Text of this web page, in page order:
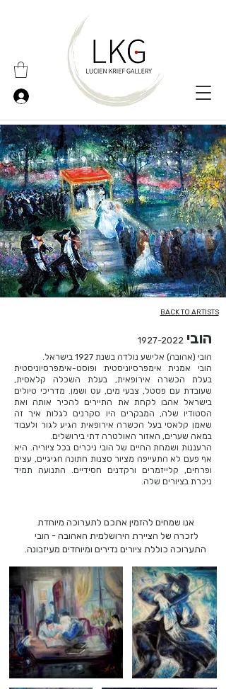
BACK TO ARTISTS
הובי 1927-2022
הובי (אהובה) אלישע נולדה בשנת 1927 בישראל.
הובי אמנית אימפרסיוניסטית ופוסט-אימפרסיוניסטית
בעלת הכשרה אירופאית, בעלת השכלה קלאסית,
שעובדת עם פסטל, צבעי מים, עט ושמן. מדריכי טיולים
בישראל אהבו לקחת את התיירים להכיר אותה ואת
הסטודיו שלה, המבקרים היו סקרנים לגלות איך זה
שאמן קלאסי בעל הכשרה אירופאית הגיע לגור ולעבוד
במאה שערים, האזור האולטרה דתי בירושלים.
הרעננות ושמחת החיים של הובי ניכרים בכל ציוריה. היא
אף פעם לא התעייפה מציור סצנות חתונה חגיגיים, עצים
ופרחים, קלייזמרים ורקדנים חסידיים. התנועה תמיד
ניכרת בציורים שלה.
אנו שמחים להזמין אתכם לתערוכה מיוחדת
לזכרה של הציירת הירושלמית האהובה - הובי
התערוכה כוללת ציורים נדירים ומיוחדים מעיזבונה.